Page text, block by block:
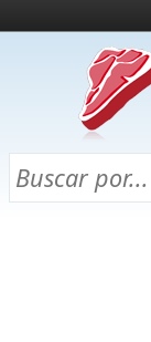
¿Qué es esto?
Directorio
Chuletas para